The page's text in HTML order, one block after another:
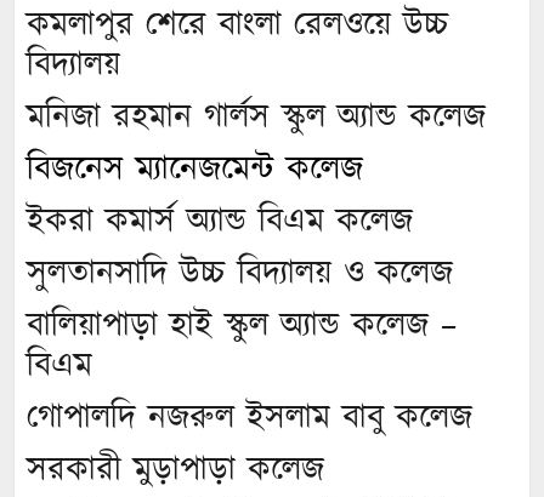
কমলাপুর শেরে বাংলা রেলওয়ে উচ্চ
বিদ্যালয়
মনিজা রহমান গার্লস স্কুল অ্যান্ড কলেজ
বিজনেস ম্যানেজমেন্ট কলেজ
ইকরা কমার্স অ্যান্ড বিএম কলেজ
সুলতানসাদি উচ্চ বিদ্যালয় ও কলেজ
বালিয়াপাড়া হাই স্কুল অ্যান্ড কলেজ –
বিএম
গোপালদি নজরুল ইসলাম বাবু কলেজ
সরকারী মুড়াপাড়া কলেজ